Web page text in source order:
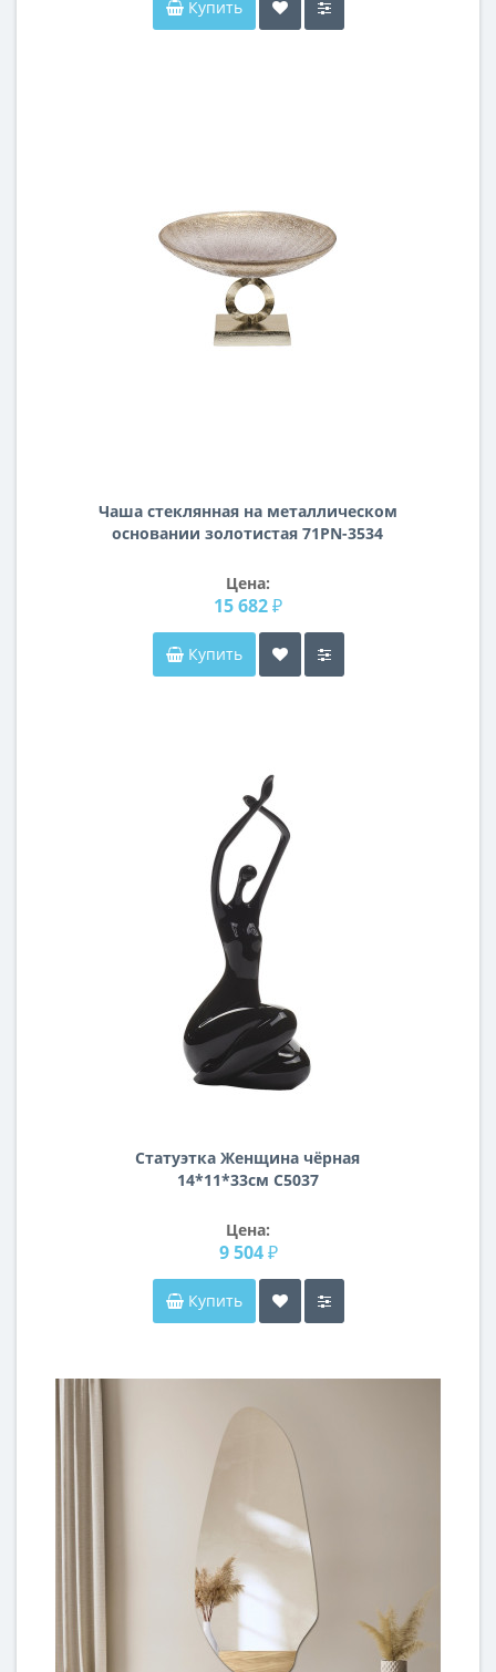
Купить
Чаша стеклянная на металлическом
основании золотистая 71PN-3534
Цена:
15 682 ₽
Купить
Статуэтка Женщина чёрная
14*11*33см C5037
Цена:
9 504 ₽
Купить